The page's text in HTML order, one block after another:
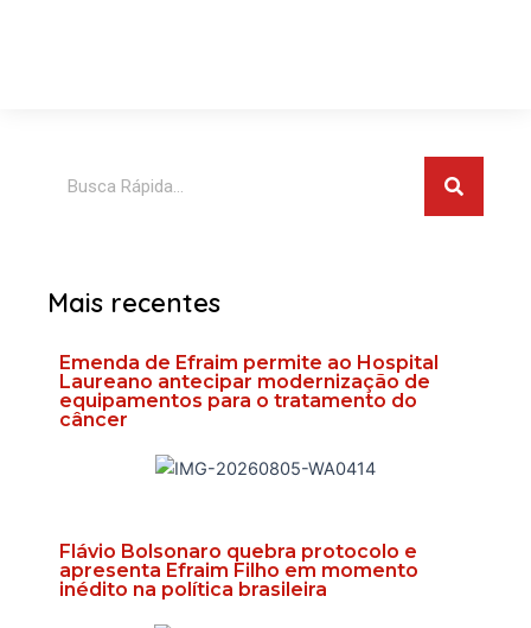
Mais recentes
Emenda de Efraim permite ao Hospital
Laureano antecipar modernização de
equipamentos para o tratamento do
câncer
Flávio Bolsonaro quebra protocolo e
apresenta Efraim Filho em momento
inédito na política brasileira